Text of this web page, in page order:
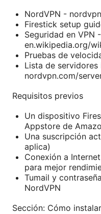
NordVPN -
Firestick setup
Seguridad en VPN -
en.wikipedia.org/
Pruebas de
Lista de servidores
nordvpn.com/
Requisitos previos
Un dispositivo
Appstore de
Una suscripción
aplica)
Conexión a
para mejor
Tumail y
NordVPN
Sección: Cómo